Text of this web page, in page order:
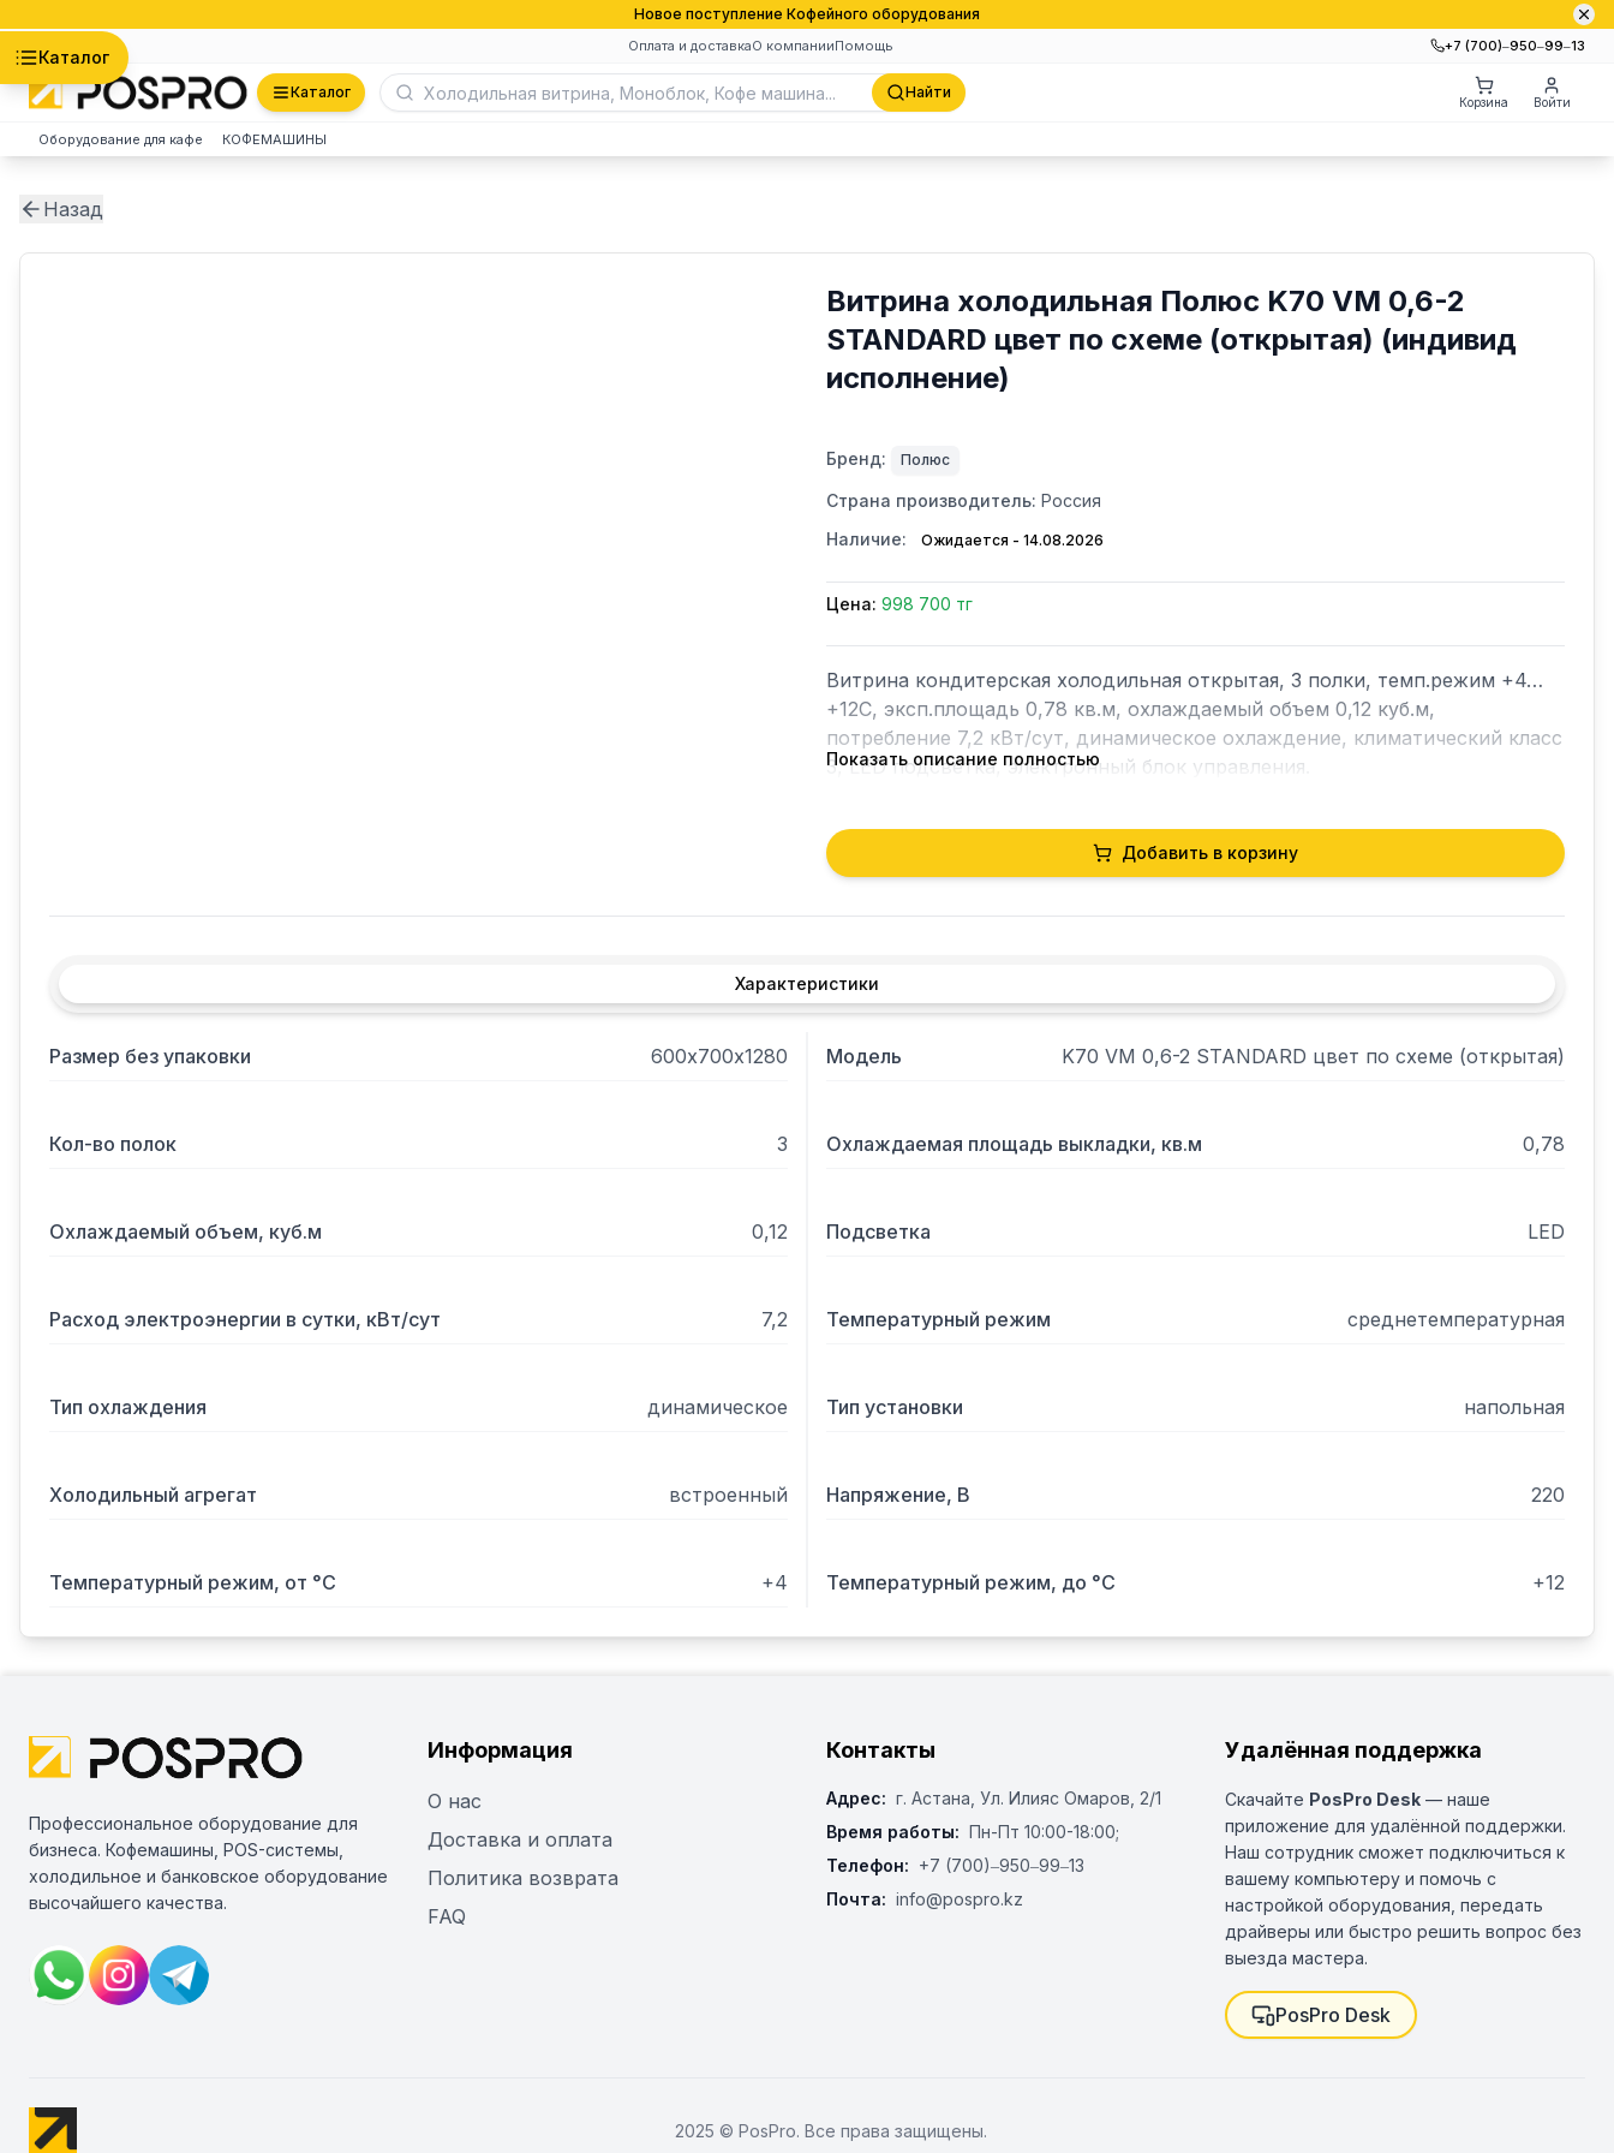
Новое поступление Кофейного оборудования
Оплата и доставкаО компанииПомощь +7 (700)‒950‒99‒13
Каталог
Каталог Найти
Корзина Войти
Оборудование для кафе КОФЕМАШИНЫ
Назад
Витрина холодильная Полюс K70 VM 0,6-2
STANDARD цвет по схеме (открытая) (индивид
исполнение)
Бренд: Полюс
Страна производитель: Россия
Наличие:
Ожидается - 14.08.2026
Цена: 998 700 тг
Витрина кондитерская холодильная открытая, 3 полки, темп.режим +4…
+12С, эксп.площадь 0,78 кв.м, охлаждаемый объем 0,12 куб.м,
потребление 7,2 кВт/сут, динамическое охлаждение, климатический класс
3, LED подсветка, электронный блок управления.
Показать описание полностью
Добавить в корзину
Характеристики
Размер без упаковки 600х700х1280 Модель K70 VM 0,6-2 STANDARD цвет по схеме (открытая)
Кол-во полок 3 Охлаждаемая площадь выкладки, кв.м 0,78
Охлаждаемый объем, куб.м 0,12 Подсветка LED
Расход электроэнергии в сутки, кВт/сут 7,2 Температурный режим среднетемпературная
Тип охлаждения динамическое Тип установки напольная
Холодильный агрегат встроенный Напряжение, В 220
Температурный режим, от °С +4 Температурный режим, до °С +12
Профессиональное оборудование для
бизнеса. Кофемашины, POS-системы,
холодильное и банковское оборудование
высочайшего качества.
Информация
О нас
Доставка и оплата
Политика возврата
FAQ
Контакты
Адрес: г. Астана, ​Ул. Илияс Омаров, 2/1
Время работы: Пн-Пт 10:00-18:00;
Телефон: +7 (700)‒950‒99‒13
Почта: info@pospro.kz
Удалённая поддержка
Скачайте PosPro Desk — наше
приложение для удалённой поддержки.
Наш сотрудник сможет подключиться к
вашему компьютеру и помочь с
настройкой оборудования, передать
драйверы или быстро решить вопрос без
выезда мастера.
PosPro Desk
2025 © PosPro. Все права защищены.